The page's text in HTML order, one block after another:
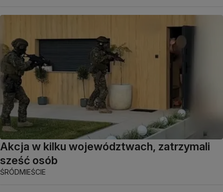
Akcja w kilku województwach, zatrzymali
sześć osób
ŚRÓDMIEŚCIE